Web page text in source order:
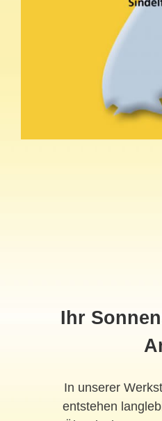
Ihr
In unserer
entstehen